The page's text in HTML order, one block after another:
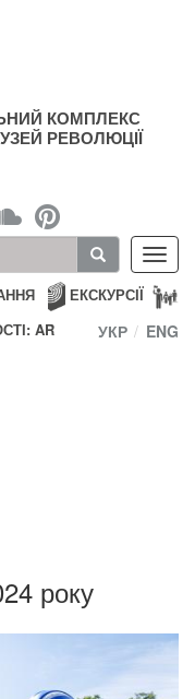
КОМПЛЕКС
РЕВОЛЮЦІЇ
ЕКСКУРСІЇ
AR
УКР ENG
року